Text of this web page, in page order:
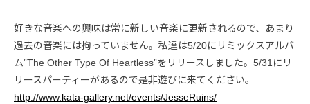
好きな音楽への興味は常に新しい音楽に更新されるので、あまり
過去の音楽には拘っていません。私達は5/20にリミックスアルバ
ム”The Other Type Of Heartless”をリリースしました。5/31にリ
リースパーティーがあるので是非遊びに来てください。
http://www.kata-gallery.net/events/JesseRuins/